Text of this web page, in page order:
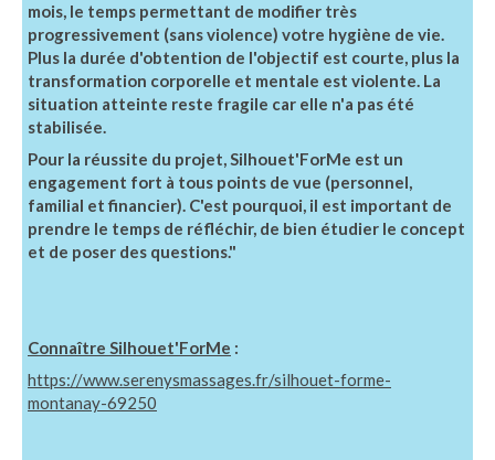
mois, le temps permettant de modifier très
progressivement (sans violence) votre hygiène de vie.
Plus la durée d'obtention de l'objectif est courte, plus la
transformation corporelle et mentale est violente. La
situation atteinte reste fragile car elle n'a pas été
stabilisée.
Pour la réussite du projet, Silhouet'ForMe est un
engagement fort à tous points de vue (personnel,
familial et financier). C'est pourquoi, il est important de
prendre le temps de réfléchir, de bien étudier le concept
et de poser des questions."
Connaître Silhouet'ForMe :
https://www.serenysmassages.fr/silhouet-forme-
montanay-69250